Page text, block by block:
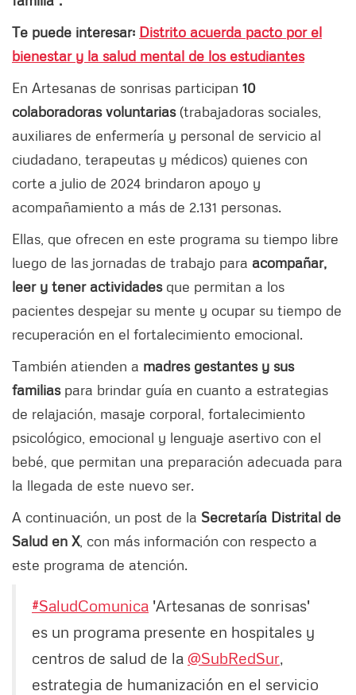
Te puede interesar: Distrito acuerda pacto por el
bienestar y la salud mental de los estudiantes
En Artesanas de sonrisas participan 10
colaboradoras voluntarias(trabajadoras sociales,
auxiliares de enfermería y personal de servicio al
ciudadano, terapeutas y médicos) quienes con
corte a julio de 2024 brindaron apoyo y
acompañamiento a más de 2.131 personas.
Ellas, que ofrecen en este programa su tiempo libre
luego de las jornadas de trabajo para acompañar,
leer y tener actividades que permitan a los
pacientes despejar su mente y ocupar su tiempo de
recuperación en el fortalecimiento emocional.
También atienden a madres gestantes y sus
familias para brindar guía en cuanto a estrategias
de relajación, masaje corporal, fortalecimiento
psicológico, emocional y lenguaje asertivo con el
bebé, que permitan una preparación adecuada para
la llegada de este nuevo ser.
A continuación, un post de la Secretaría Distrital de
Salud en X, con más información con respecto a
este programa de atención.
#SaludComunica 'Artesanas de sonrisas'
es un programa presente en hospitales y
centros de salud de la @SubRedSur,
estrategia de humanización en el servicio